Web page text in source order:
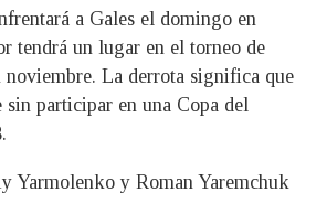
a Gales el domingo en
tendrá un lugar en el torneo de
noviembre. La derrota significa que
sin participar en una Copa del
Yarmolenko y Roman Yaremchuk